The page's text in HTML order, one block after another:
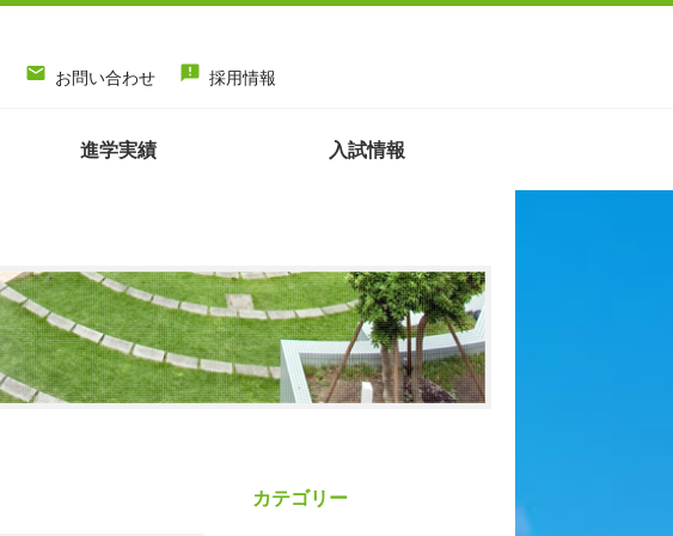
 お問い合わせ announcement 採用情報
進学実績 入試情報
カテゴリー